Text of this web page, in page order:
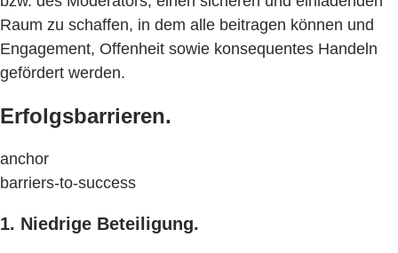
Raum zu schaffen, in dem alle beitragen können und
Engagement, Offenheit sowie konsequentes Handeln
gefördert werden.
Erfolgsbarrieren.
anchor
barriers-to-success
1. Niedrige Beteiligung.